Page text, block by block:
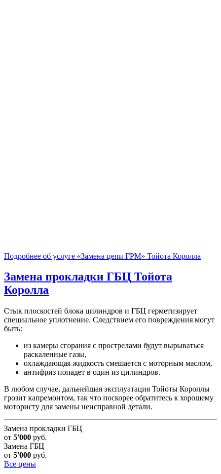
Подробнее об услуге «Замена цепи ГРМ» Тойота Королла
Замена прокладки ГБЦ Тойота
Королла
Стык плоскостей блока цилиндров и ГБЦ герметизирует
специальное уплотнение. Следствием его повреждения могут
быть:
из камеры сгорания с прострелами будут вырываться
раскаленные газы,
охлаждающая жидкость смешается с моторным маслом,
антифриз попадет в один из цилиндров.
В любом случае, дальнейшая эксплуатация Тойоты Короллы
грозит капремонтом, так что поскорее обратитесь к хорошему
мотористу для замены неисправной детали.
Замена прокладки ГБЦ
от 5'000 руб.
Замена ГБЦ
от 5'000 руб.
Все цены